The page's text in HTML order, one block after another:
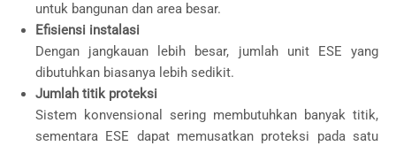
untuk bangunan dan area besar.
Efisiensi instalasi
Dengan jangkauan lebih besar, jumlah unit ESE yang
dibutuhkan biasanya lebih sedikit.
Jumlah titik proteksi
Sistem konvensional sering membutuhkan banyak titik,
sementara ESE dapat memusatkan proteksi pada satu